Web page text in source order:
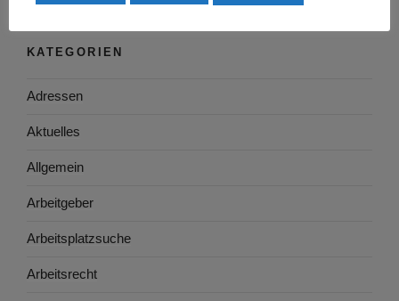
KATEGORIEN
Adressen
Aktuelles
Allgemein
Arbeitgeber
Arbeitsplatzsuche
Arbeitsrecht